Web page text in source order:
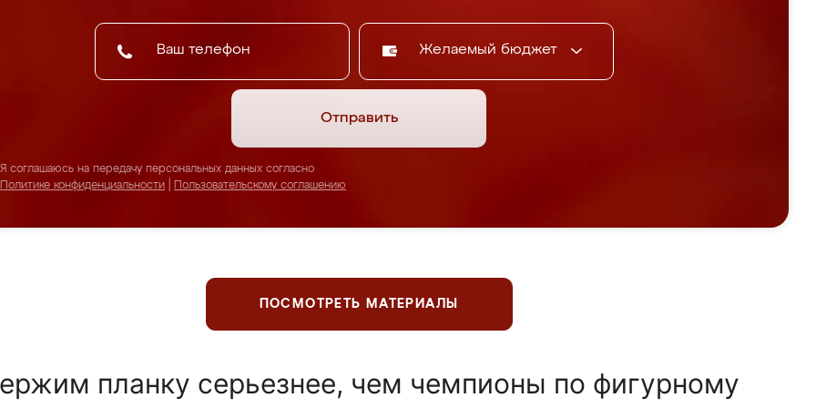
Желаемый бюджет
Отправить
Я соглашаюсь на передачу персональных данных согласно
Политике конфиденциальности
Пользовательскому соглашению
ПОСМОТРЕТЬ МАТЕРИАЛЫ
планку серьезнее, чем чемпионы по фигурному